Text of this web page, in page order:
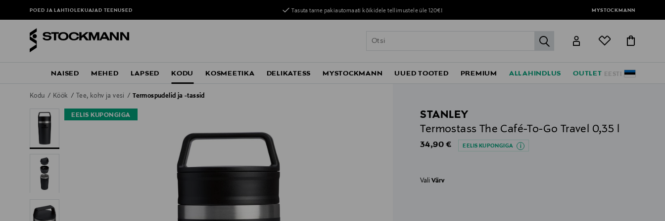
POED JA LAHTIOLEKUAJADTEENUSED Tasuta tarne pakiautomaati kõikidele tellimustele üle 120€! MYSTOCKMANN
label.header.go
EESTI
NAISED MEHED LAPSED KODU KOSMEETIKA DELIKATESS MYSTOCKMANN UUED TOOTED PREMIUM ALLAHINDLUS OUTLET
Kodu Köök Tee, kohv ja vesi Termospudelid ja -tassid
EELIS KUPONGIGA
STANLEY
Termostass The Café-To-Go Travel 0,35 l
Original Price
34,90 € EELIS KUPONGIGA
ValiVärv